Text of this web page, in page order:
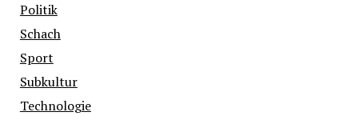
Politik
Schach
Sport
Subkultur
Technologie